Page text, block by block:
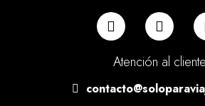
Atención al cliente